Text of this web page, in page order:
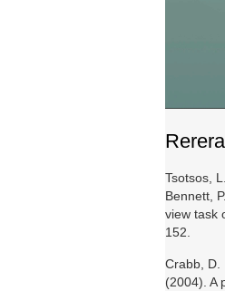
Tsotsos,
Bennett,
view task
152.
Crabb, D.
(2004). A